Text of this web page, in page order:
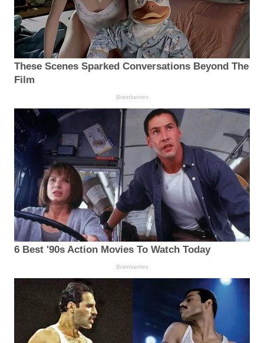
These Scenes Sparked Conversations Beyond The
Film
Brainberries
6 Best '90s Action Movies To Watch Today
Brainberries